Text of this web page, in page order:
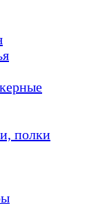
полки